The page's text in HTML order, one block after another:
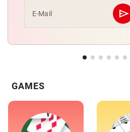
E-Mail send
GAMES